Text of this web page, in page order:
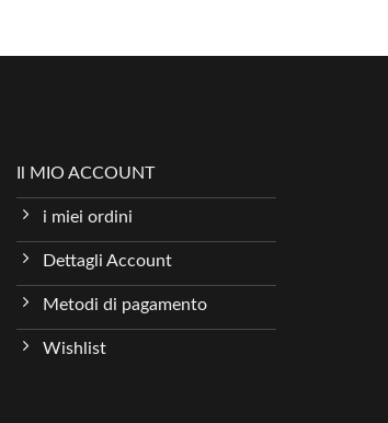
Il MIO ACCOUNT
i miei ordini
Dettagli Account
Metodi di pagamento
Wishlist